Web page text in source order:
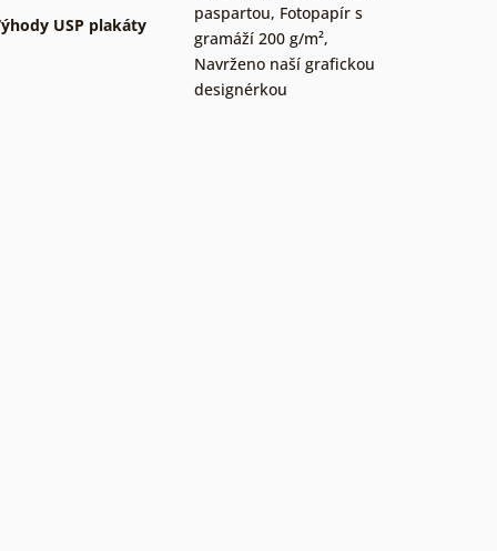
USP plakáty
paspartou, Fotopapír s
gramáží 200 g/m²,
Navrženo naší grafickou
designérkou